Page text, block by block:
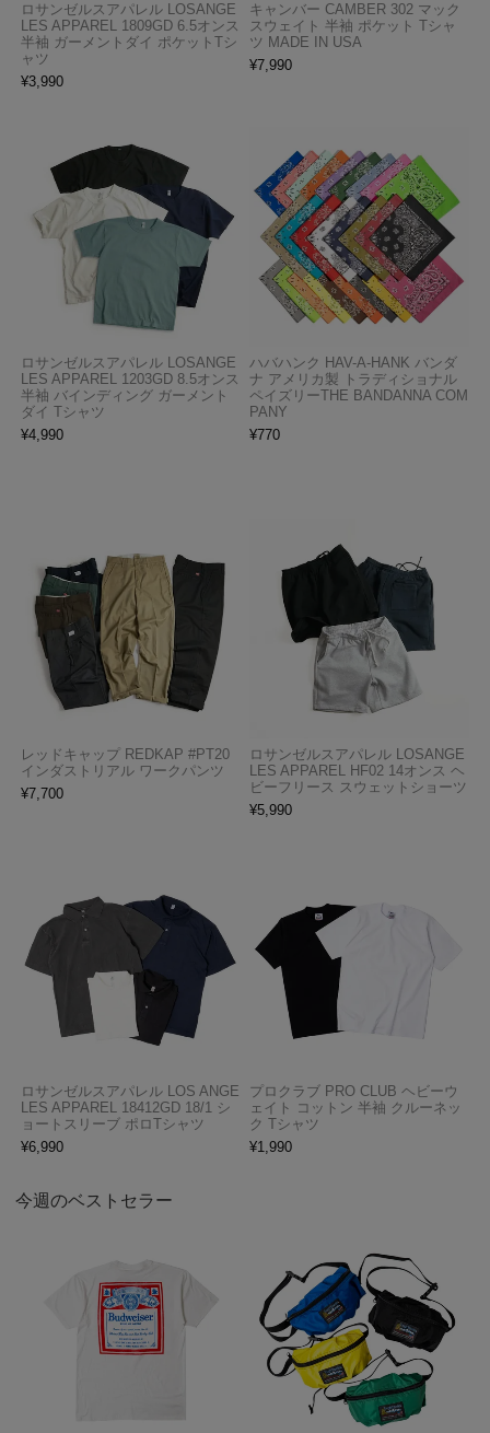
ロサンゼルスアパレル LOSANGE
LES APPAREL 1809GD 6.5オンス
半袖 ガーメントダイ ポケットTシ
ャツ
¥3,990
キャンバー CAMBER 302 マック
スウェイト 半袖 ポケット Tシャ
ツ MADE IN USA
¥7,990
ロサンゼルスアパレル LOSANGE
LES APPAREL 1203GD 8.5オンス
半袖 バインディング ガーメント
ダイ Tシャツ
¥4,990
ハバハンク HAV-A-HANK バンダ
ナ アメリカ製 トラディショナル
ペイズリーTHE BANDANNA COM
PANY
¥770
レッドキャップ REDKAP #PT20
インダストリアル ワークパンツ
¥7,700
ロサンゼルスアパレル LOSANGE
LES APPAREL HF02 14オンス ヘ
ビーフリース スウェットショーツ
¥5,990
ロサンゼルスアパレル LOS ANGE
LES APPAREL 18412GD 18/1 シ
ョートスリーブ ポロTシャツ
¥6,990
プロクラブ PRO CLUB ヘビーウ
ェイト コットン 半袖 クルーネッ
ク Tシャツ
¥1,990
今週のベストセラー